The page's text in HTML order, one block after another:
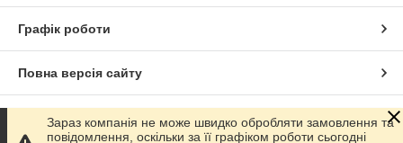
Графік роботи
Повна версія сайту
Сайт створено на маркетплейсі Prom.ua
Зараз компанія не може швидко обробляти замовлення та
повідомлення, оскільки за її графіком роботи сьогодні